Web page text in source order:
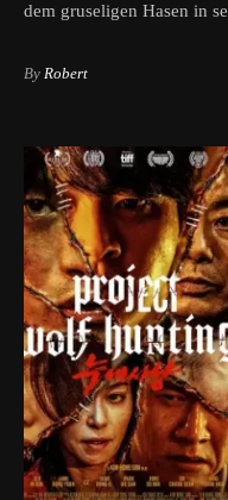
dem gruseligen Hasen in
By Robert